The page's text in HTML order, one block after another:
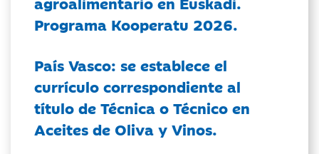
Programa Kooperatu 2026.
País Vasco: se establece el
currículo correspondiente al
título de Técnica o Técnico en
Aceites de Oliva y Vinos.